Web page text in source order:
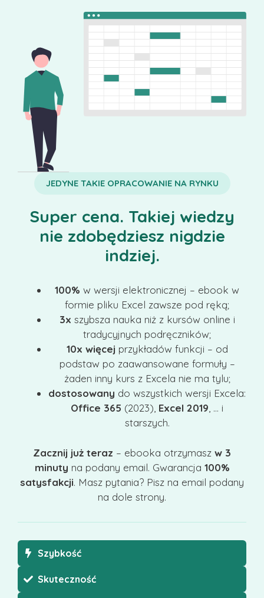
JEDYNE TAKIE OPRACOWANIE NA RYNKU
Super cena. Takiej wiedzy
nie zdobędziesz nigdzie
indziej.
100% w wersji elektronicznej – ebook w
formie pliku Excel zawsze pod ręką;
3x szybsza nauka niż z kursów online i
tradycyjnych podręczników;
10x więcej przykładów funkcji – od
podstaw po zaawansowane formuły –
żaden inny kurs z Excela nie ma tylu;
dostosowany do wszystkich wersji Excela:
Office 365 (2023), Excel 2019 , … i
starszych.
Zacznij już teraz – ebooka otrzymasz w 3
minuty na podany email. Gwarancja 100%
satysfakcji. Masz pytania? Pisz na email podany
na dole strony.
Szybkość
Skuteczność